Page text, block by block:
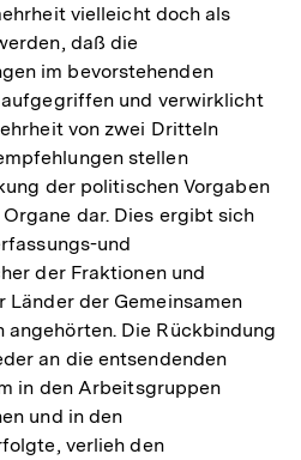
vielleicht doch als
daß die
im bevorstehenden
und verwirklicht
von zwei Dritteln
stellen
der politischen Vorgaben
dar. Dies ergibt sich
und
der Fraktionen und
Länder der Gemeinsamen
angehörten. Die Rückbindung
an die entsendenden
in den Arbeitsgruppen
und in den
verlieh den